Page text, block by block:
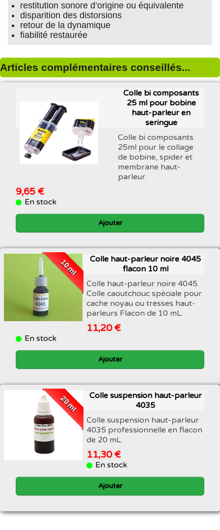
restitution sonore d’origine ou équivalente
disparition des distorsions
retour de la dynamique
fiabilité restaurée
Articles complémentaires conseillés...
Colle bi composants
25 ml pour bobine
haut-parleur en
seringue
Colle bi composants
25ml pour le collage
de bobine, spider et
membrane haut-
parleur.
9,65 €
En stock
Ajouter
10 ml
Colle haut-parleur noire 4045
flacon 10 ml
Colle haut-parleur noire 4045.
Colle caoutchouc spéciale pour
cache noyau ou tresses haut-
parleurs Flacon de 10 mL.
11,20 €
En stock
Ajouter
20 ml
Colle suspension haut-parleur
4035
Colle suspension haut-parleur
4035 professionnelle en flacon
de 20 mL.
11,30 €
En stock
Ajouter